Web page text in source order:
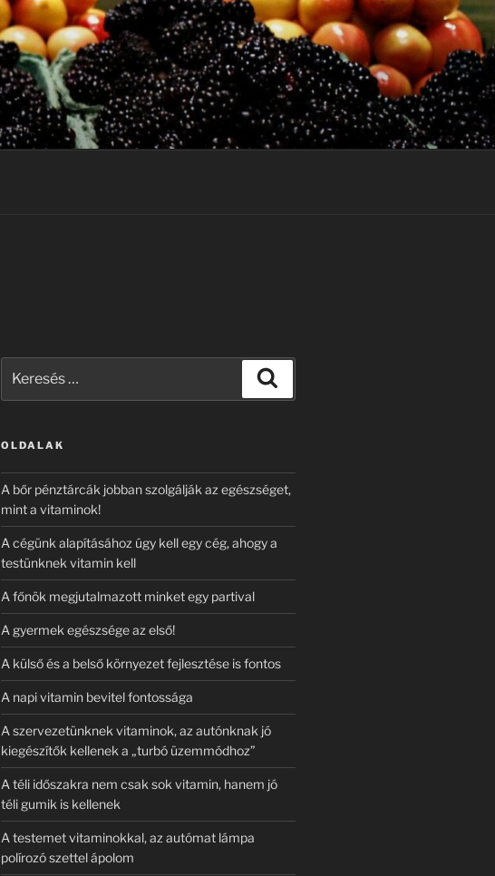
következő
OLDALAK
A bőr pénztárcák jobban szolgálják az egészséget,
mint a vitaminok!
A cégünk alapításához úgy kell egy cég, ahogy a
testünknek vitamin kell
A főnök megjutalmazott minket egy partival
A gyermek egészsége az első!
A külső és a belső környezet fejlesztése is fontos
A napi vitamin bevitel fontossága
A szervezetünknek vitaminok, az autónknak jó
kiegészítők kellenek a „turbó üzemmódhoz”
A téli időszakra nem csak sok vitamin, hanem jó
téli gumik is kellenek
A testemet vitaminokkal, az autómat lámpa
polírozó szettel ápolom